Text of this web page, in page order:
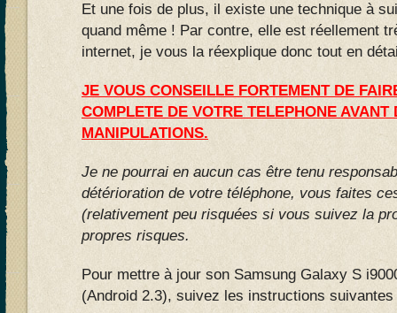
Et une fois de plus, il existe une technique à
quand même ! Par contre, elle est réellement
internet, je vous la réexplique donc tout en
JE VOUS CONSEILLE FORTEMENT DE
COMPLETE DE VOTRE TELEPHONE AVANT
MANIPULATIONS.
Je ne pourrai en aucun cas être tenu
détérioration de votre téléphone, vous faites
(relativement peu risquées si vous suivez la
propres risques.
Pour mettre à jour son Samsung Galaxy S
(Android 2.3), suivez les instructions suivantes